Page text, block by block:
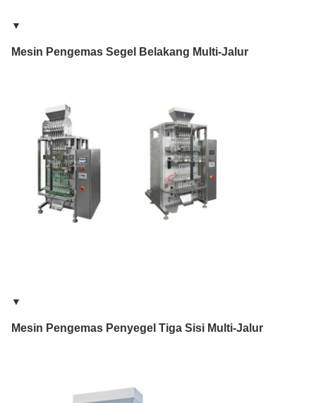
▼
Mesin Pengemas Segel Belakang Multi-Jalur
▼
Mesin Pengemas Penyegel Tiga Sisi Multi-Jalur